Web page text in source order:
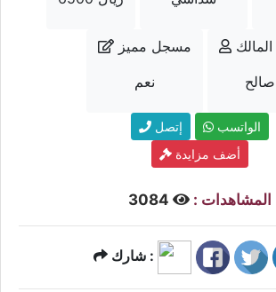
مسجل مميز
نعم
صالح
إتصل
الواتسب
أضف مزايدة
المشاهدات :
شارك :